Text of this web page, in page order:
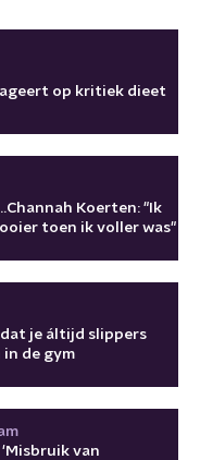
op kritiek dieet
Koerten: "Ik
toen ik voller was"
je áltijd slippers
in de gym
van